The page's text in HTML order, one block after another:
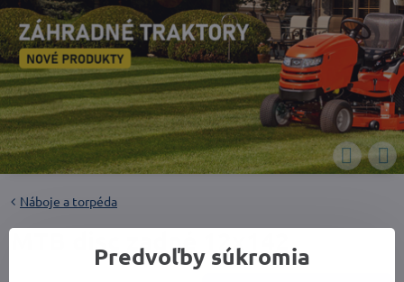
Náboje a torpéda
MTB disc zadné 12x142
Predvoľby súkromia